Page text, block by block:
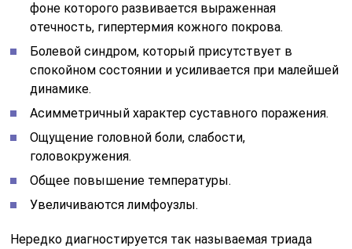
фоне которого развивается выраженная
отечность, гипертермия кожного покрова.
Болевой синдром, который присутствует в
спокойном состоянии и усиливается при малейшей
динамике.
Асимметричный характер суставного поражения.
Ощущение головной боли, слабости,
головокружения.
Общее повышение температуры.
Увеличиваются лимфоузлы.
Нередко диагностируется так называемая триада